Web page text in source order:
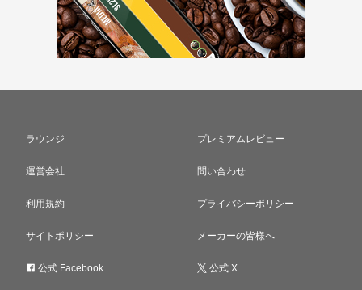
ラウンジ プレミアムレビュー
運営会社 問い合わせ
利用規約 プライバシーポリシー
サイトポリシー メーカーの皆様へ
公式 Facebook 公式 X